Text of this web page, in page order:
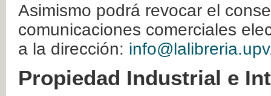
Asimismo podrá revocar el
comunicaciones comerciales
a la dirección:
Propiedad Industrial e